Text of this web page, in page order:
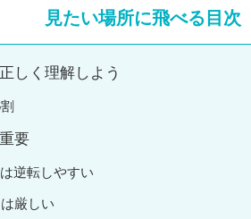
見たい場所に飛べる目次
しく理解しよう
要
逆転しやすい
厳しい